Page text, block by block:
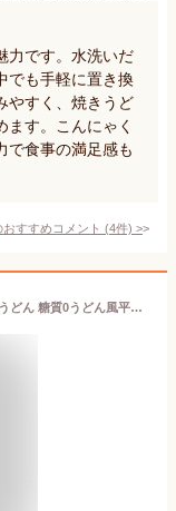
力です。水洗いだ
でも手軽に置き換
やすく、焼きうど
ます。こんにゃく
で食事の満足感も
すすめコメント (4件) >
こんにゃくパーク こんにゃく麺 こんにゃくうどん 糖質0うどん風平麺タイプ 180g ×4食入